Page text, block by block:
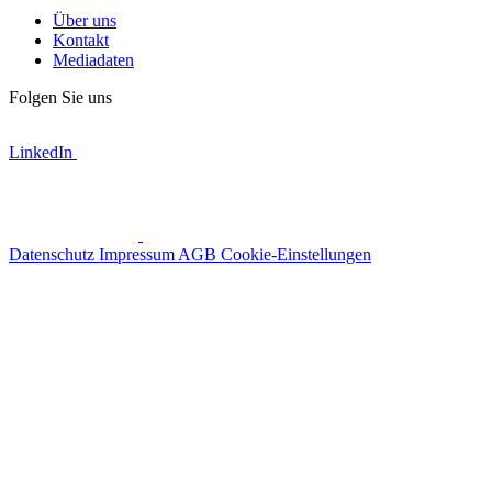
Über uns
Kontakt
Mediadaten
Folgen Sie uns
LinkedIn
Datenschutz Impressum AGB Cookie-Einstellungen